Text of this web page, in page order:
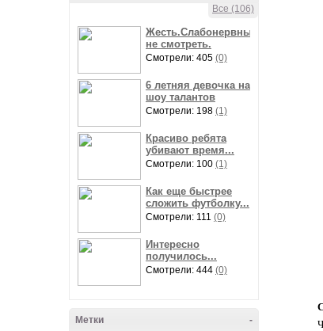
Все (106)
Жесть.Слабонервным
не смотреть.
Смотрели: 405 (0)
6 летняя девочка на
шоу талантов
Смотрели: 198 (1)
Красиво ребята
убивают время...
Смотрели: 100 (1)
Как еще быстрее
сложить футболку...
Смотрели: 111 (0)
Интересно
получилось...
Смотрели: 444 (0)
-
Метки